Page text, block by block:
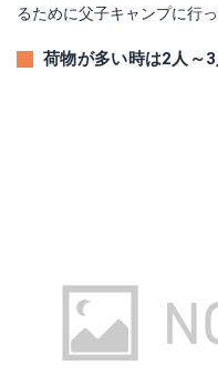
るために父子キャンプに行
荷物が多い時は2人～